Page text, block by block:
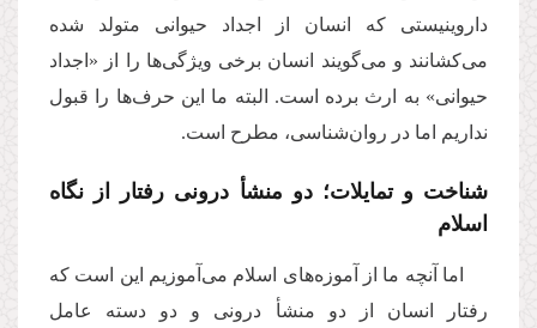
داروینیستی که انسان از اجداد حیوانی متولد شده
می‌کشانند و می‌گویند انسان برخی ویژگی‌ها را از «اجداد
حیوانی» به ارث برده است. البته ما این حرف‌ها را قبول
نداریم اما در روان‌شناسی، مطرح است.
شناخت و تمایلات؛ دو منشأ درونی رفتار از نگاه
اسلام
اما آنچه ما از آموزه‌های اسلام می‌آموزیم این است که
رفتار انسان از دو منشأ درونی و دو دسته عامل